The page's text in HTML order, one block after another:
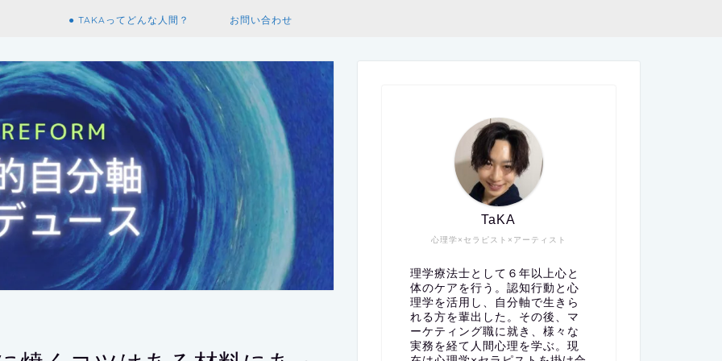
● TAKAってどんな人間？ お問い合わせ
心理学×セラピスト×アーティスト
TaKA
理学療法士として６年以上心と
体のケアを行う。認知行動と心
理学を活用し、自分軸で生きら
れる方を輩出した。その後、マ
ーケティング職に就き、様々な
実務を経て人間心理を学ぶ。現